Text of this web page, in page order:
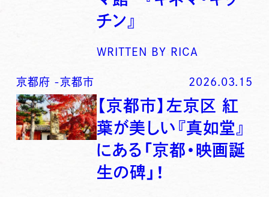
チン』
WRITTEN BY RICA
京都府 -京都市 2026.03.15
【京都市】左京区 紅
葉が美しい『真如堂』
にある「京都・映画誕
生の碑」！